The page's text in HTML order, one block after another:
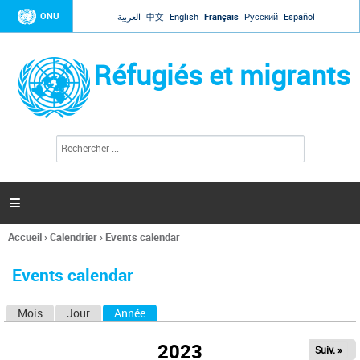
Jump to navigation
ONU العربية 中文 English Français Русский Español
Réfugiés et migrants
l
c
h
e

Vous
ici
Accueil›Calendrier› Events calendar
Events calendar
Mois Jour Année
2023 Suiv. »